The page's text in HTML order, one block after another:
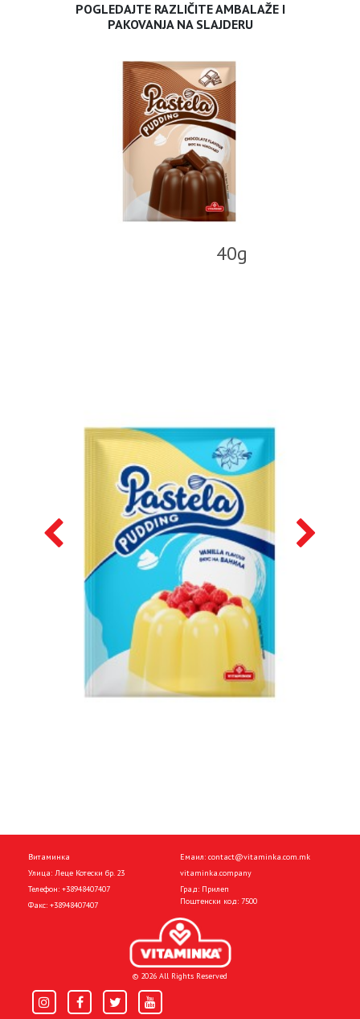
POGLEDAJTE RAZLIČITE AMBALAŽE I
PAKOVANJA NA SLAJDERU
40g
Витаминка
Улица: Леце Котески бр. 23
Телефон: +38948407407
Факс: +38948407407
Емаил: contact@vitaminka.com.mk
vitaminka.company
Град: Прилеп
Поштенски код: 7500
© 2026 All Rights Reserved